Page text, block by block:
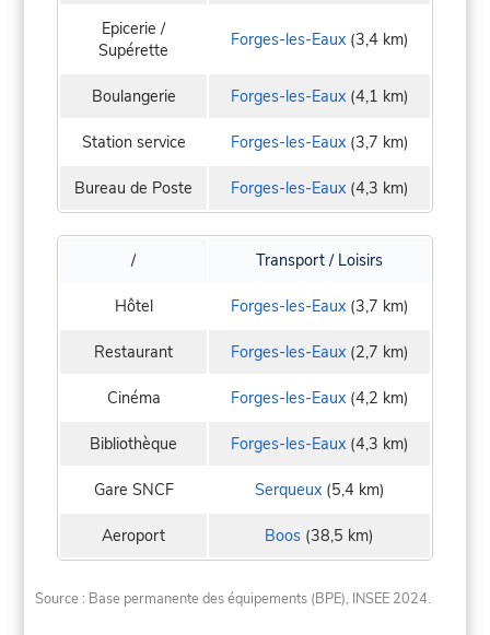
Epicerie /
Supérette
Forges-les-Eaux(3,4 km)
Boulangerie Forges-les-Eaux(4,1 km)
Station service Forges-les-Eaux(3,7 km)
Bureau de Poste Forges-les-Eaux(4,3 km)
/ Transport / Loisirs
Hôtel Forges-les-Eaux(3,7 km)
Restaurant Forges-les-Eaux(2,7 km)
Cinéma Forges-les-Eaux(4,2 km)
Bibliothèque Forges-les-Eaux(4,3 km)
Gare SNCF Serqueux(5,4 km)
Aeroport Boos (38,5 km)
Source : Base permanente des équipements (BPE), INSEE 2024.